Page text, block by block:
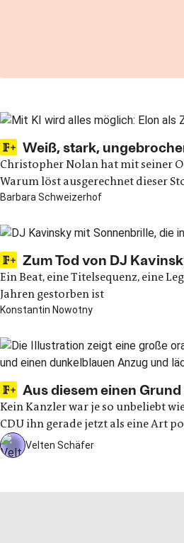
Weiß, stark,
Christopher Nolan hat mit seiner
Warum löst ausgerechnet dieser
Barbara Schweizerhof
Zum Tod von DJ
Ein Beat, eine Titelsequenz, eine
Jahren gestorben ist
Konstantin Nowotny
Aus diesem einen
Kein Kanzler war je so unbeliebt
CDU ihn gerade jetzt als eine Art
Velten Schäfer